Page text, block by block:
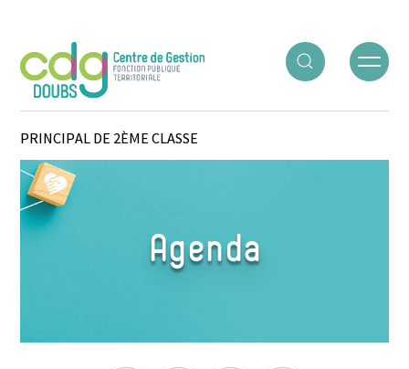
ACCUEIL○AGENDA○CONCOURS DE RÉDACTEUR
PRINCIPAL DE 2ÈME CLASSE
Agenda